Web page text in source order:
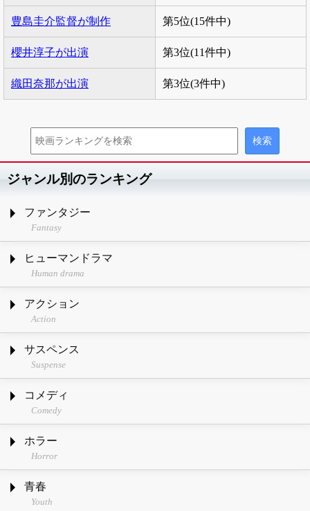
豊島圭介監督が制作 第5位(15件中)
櫻井淳子が出演 第3位(11件中)
織田奈那が出演 第3位(3件中)
ジャンル別のランキング
ファンタジー
Fantasy
ヒューマンドラマ
Human drama
アクション
Action
サスペンス
Suspense
コメディ
Comedy
ホラー
Horror
青春
Youth